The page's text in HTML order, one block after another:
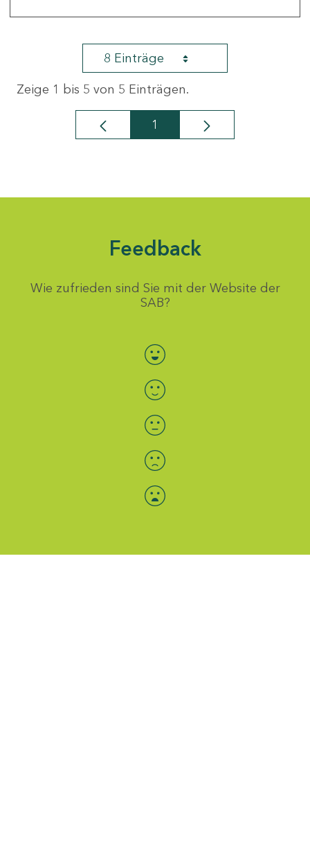
8 Einträge
Zeige 1 bis 5 von 5 Einträgen.
Seite
1
Feedback
Wie zufrieden sind Sie mit der Website der
SAB?
Bewertung auswählen